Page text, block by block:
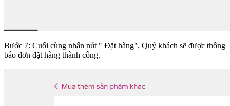
Bước 7: Cuối cùng nhấn nút " Đặt hàng", Quý khách sẽ được thông
báo đơn đặt hàng thành công.